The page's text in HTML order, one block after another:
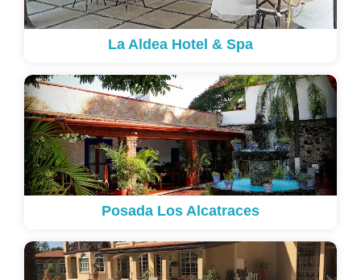
La Aldea Hotel & Spa
Posada Los Alcatraces